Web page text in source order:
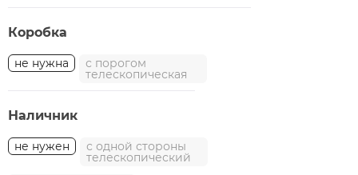
Коробка
не нужна с порогом
телескопическая
Наличник
не нужен с одной стороны
телескопический